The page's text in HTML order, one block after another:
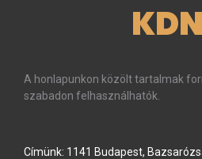
A honlapunkon közölt tartalmak
szabadon felhasználhatók.
Címünk: 1141 Budapest,